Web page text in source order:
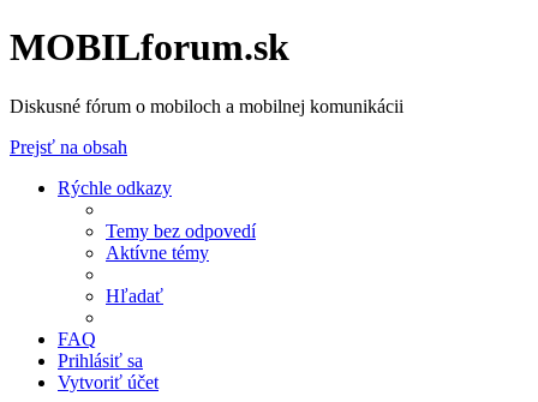
MOBILforum.sk
Diskusné fórum o mobiloch a mobilnej komunikácii
Prejsť na obsah
Rýchle odkazy
Temy bez odpovedí
Aktívne témy
Hľadať
FAQ
Prihlásiť sa
Vytvoriť účet